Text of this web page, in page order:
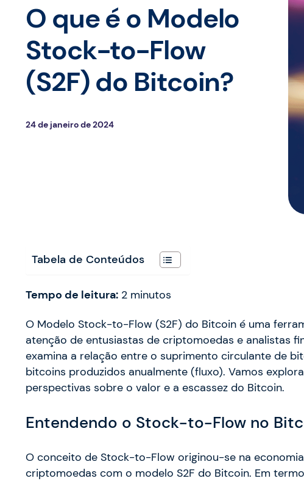
O que é o Modelo
Stock-to-Flow
(S2F) do Bitcoin?
24 de janeiro de 2024
Tabela de Conteúdos
Tempo de leitura: 2 minutos
O Modelo Stock-to-Flow (S2F) do Bitcoin é uma
atenção de entusiastas de criptomoedas e analistas
examina a relação entre o suprimento circulante de
bitcoins produzidos anualmente (fluxo). Vamos
perspectivas sobre o valor e a escassez do Bitcoin.
Entendendo o Stock-to-Flow no
O conceito de Stock-to-Flow originou-se na
criptomoedas com o modelo S2F do Bitcoin. Em